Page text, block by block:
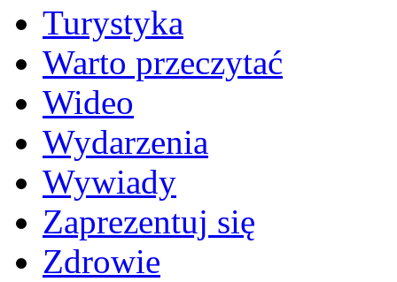
Turystyka
Warto przeczytać
Wideo
Wydarzenia
Wywiady
Zaprezentuj się
Zdrowie